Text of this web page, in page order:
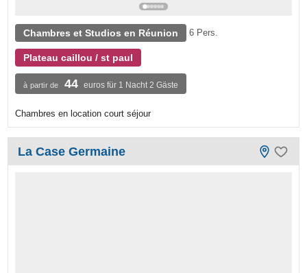
Chambres et Studios en Réunion 6 Pers.
Plateau caillou / st paul
à partir de 44 euros für 1 Nacht 2 Gäste
Chambres en location court séjour
La Case Germaine